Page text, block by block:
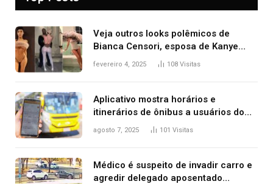
Veja outros looks polêmicos de
Bianca Censori, esposa de Kanye
West que apareceu nua no Grammy
fevereiro 4, 2025 108 Visitas
Aplicativo mostra horários e
itinerários de ônibus a usuários do
transporte público de Palmas; confira
agosto 7, 2025 101 Visitas
Médico é suspeito de invadir carro e
agredir delegado aposentado